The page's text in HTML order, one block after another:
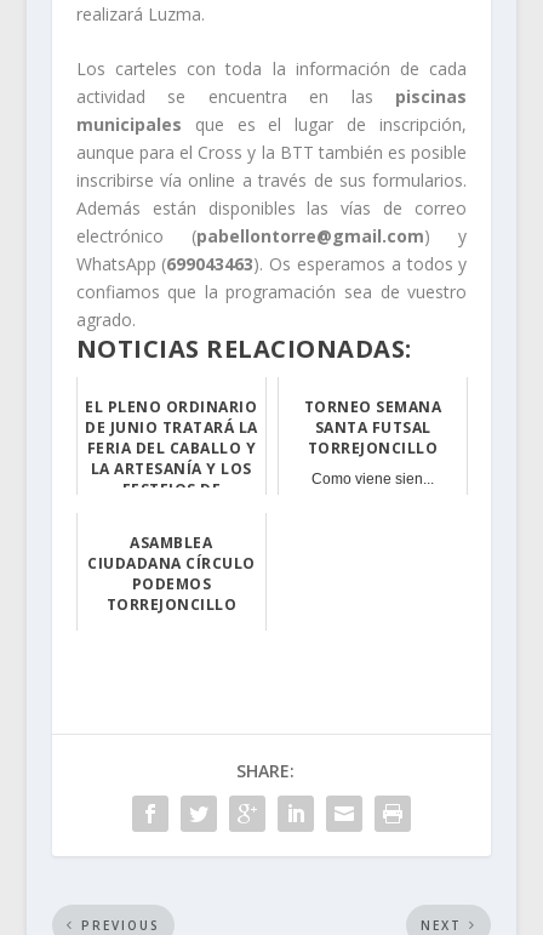
realizará Luzma.
Los carteles con toda la información de cada
actividad se encuentra en las piscinas
municipales que es el lugar de inscripción,
aunque para el Cross y la BTT también es posible
inscribirse vía online a través de sus formularios.
Además están disponibles las vías de correo
electrónico (pabellontorre@gmail.com) y
WhatsApp (699043463). Os esperamos a todos y
confiamos que la programación sea de vuestro
agrado.
NOTICIAS RELACIONADAS:
EL PLENO ORDINARIO
DE JUNIO TRATARÁ LA
FERIA DEL CABALLO Y
LA ARTESANÍA Y LOS
FESTEJOS DE
Tendrá lugar es...
TORNEO SEMANA
SANTA FUTSAL
TORREJONCILLO
Como viene sien...
ASAMBLEA
CIUDADANA CÍRCULO
PODEMOS
TORREJONCILLO
SHARE:
PREVIOUS NEXT